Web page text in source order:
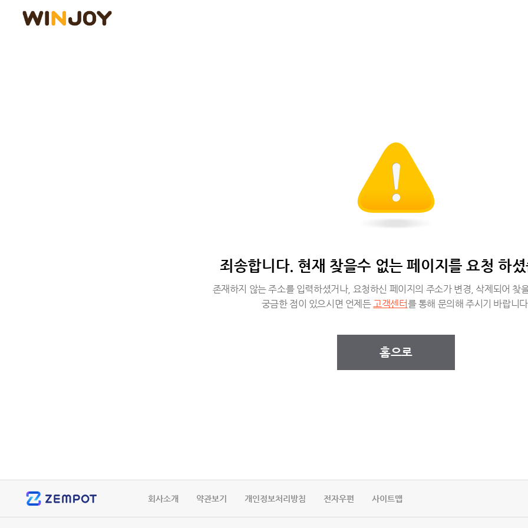
죄송합니다. 현재 찾을수 없는 페이지를 요청 하
존재하지 않는 주소를 입력하셨거나, 요청하신 페이지의 주소가 변경, 삭제되어 찾
궁금한 점이 있으시면 언제든고객센터를 통해 문의해 주시기 바랍니
홈으로
회사소개 약관보기 개인정보처리방침 전자우편 사이트맵